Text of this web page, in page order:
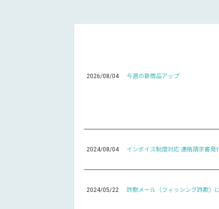
2026/08/04 今週の新商品アップ
2024/08/04 インボイス制度対応 適格請求書発
2024/05/22 詐欺メール（フィッシング詐欺）